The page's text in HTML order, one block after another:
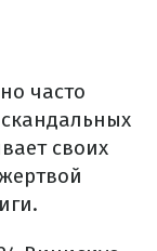
часто
своих